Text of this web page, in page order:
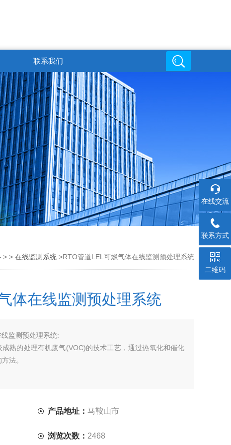
719816494@qq.com
在线交流
联系我们
> >在线监测系统 >RTO管道LEL可燃气体在线监测预处理系统
体在线监测预处理系统
监测预处理系统:
熟的处理有机废气(VOC)的技术工艺，通过热氧化和催化
法。
产品地址： 马鞍山市
浏览次数： 2468
在线交流
联系方式
二维码